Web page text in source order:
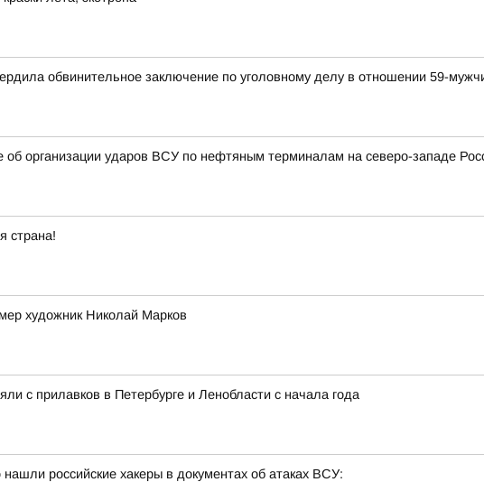
обвинительное заключение по уголовному делу в отношении 59-
об организации ударов ВСУ по нефтяным терминалам на северо-западе
страна!
художник Николай Марков
с прилавков в Петербурге и Ленобласти с начала года
российские хакеры в документах об атаках ВСУ: